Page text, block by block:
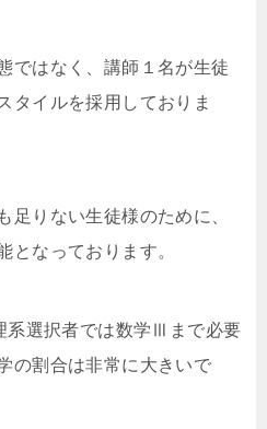
ではなく、講師１名が生徒
タイルを採用しておりま
足りない生徒様のために、
となっております。
選択者では数学Ⅲまで必要
の割合は非常に大きいで